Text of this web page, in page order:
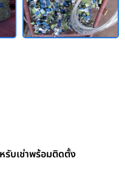
รับเช่าพร้อมติดตั้ง